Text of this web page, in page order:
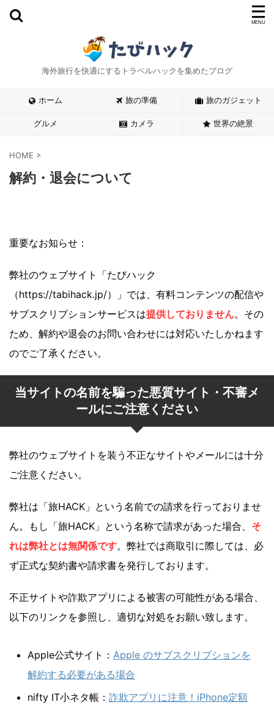
海外旅行を快適にするトラベルハックを集めたブログ
ホーム 旅の準備 旅のガジェット
グルメ カメラ 世界の絶景
HOME >
解約・退会について
重要なお知らせ：
弊社のウェブサイト「たびハック
（https://tabihack.jp/）」では、有料コンテンツの配信や
サブスクリプションサービスは提供しておりません。その
ため、解約や退会のお問い合わせには対応いたしかねます
のでご了承ください。
当サイトの名前を騙った悪質サイト・不審メ
ールにご注意ください
弊社のウェブサイトを装う不正なサイトやメールには十分
ご注意ください。
弊社は「旅HACK」という名前での請求を行っておりませ
ん。もし「旅HACK」という名称で請求があった場合、 そ
れは弊社とは無関係です。弊社では商取引に際しては、必
ず正式な契約書や請求書を発行しております。
不正サイトや詐欺アプリによる被害の可能性がある場合、
以下のリンクを参照し、適切な対処をお願い致します。
Apple公式サイト： Apple のサブスクリプションを
解約する必要がある場合
nifty IT小ネタ帳： 詐欺アプリに注意！iPhone定額